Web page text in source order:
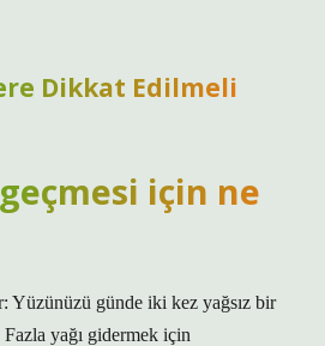
Dikkat Edilmeli
için ne
Yüzünüzü günde iki kez yağsız bir
yağı gidermek için